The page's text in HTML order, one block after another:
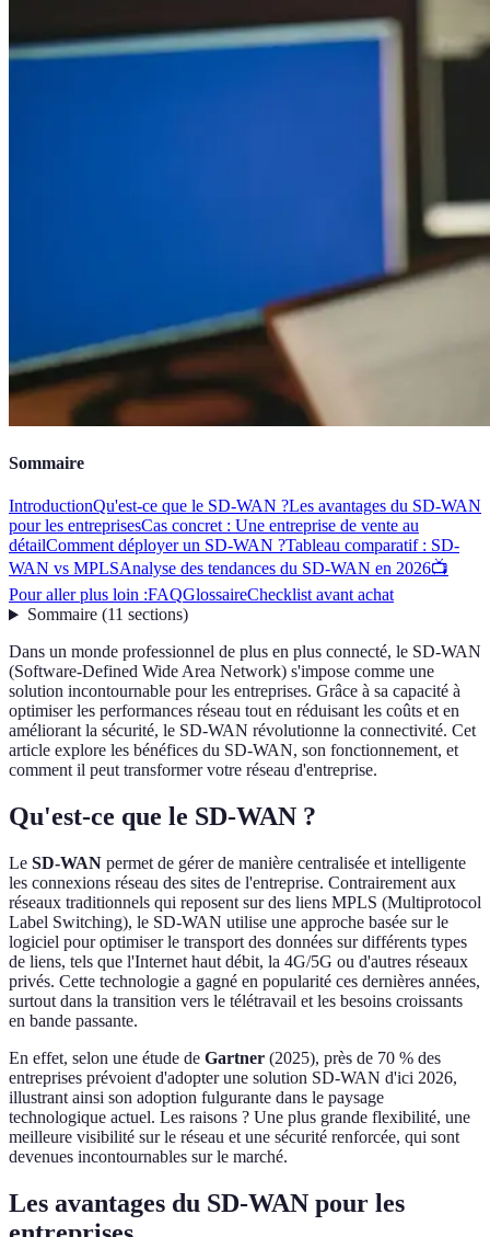
Sommaire
IntroductionQu'est-ce que le SD-WAN ?Les avantages du SD-WAN
pour les entreprisesCas concret : Une entreprise de vente au
détailComment déployer un SD-WAN ?Tableau comparatif : SD-
WAN vs MPLSAnalyse des tendances du SD-WAN en 2026📺
Pour aller plus loin :FAQGlossaireChecklist avant achat
Sommaire(11 sections)
Dans un monde professionnel de plus en plus connecté, le SD-WAN
(Software-Defined Wide Area Network) s'impose comme une
solution incontournable pour les entreprises. Grâce à sa capacité à
optimiser les performances réseau tout en réduisant les coûts et en
améliorant la sécurité, le SD-WAN révolutionne la connectivité. Cet
article explore les bénéfices du SD-WAN, son fonctionnement, et
comment il peut transformer votre réseau d'entreprise.
Qu'est-ce que le SD-WAN ?
Le SD-WAN permet de gérer de manière centralisée et intelligente
les connexions réseau des sites de l'entreprise. Contrairement aux
réseaux traditionnels qui reposent sur des liens MPLS (Multiprotocol
Label Switching), le SD-WAN utilise une approche basée sur le
logiciel pour optimiser le transport des données sur différents types
de liens, tels que l'Internet haut débit, la 4G/5G ou d'autres réseaux
privés. Cette technologie a gagné en popularité ces dernières années,
surtout dans la transition vers le télétravail et les besoins croissants
en bande passante.
En effet, selon une étude de Gartner (2025), près de 70 % des
entreprises prévoient d'adopter une solution SD-WAN d'ici 2026,
illustrant ainsi son adoption fulgurante dans le paysage
technologique actuel. Les raisons ? Une plus grande flexibilité, une
meilleure visibilité sur le réseau et une sécurité renforcée, qui sont
devenues incontournables sur le marché.
Les avantages du SD-WAN pour les